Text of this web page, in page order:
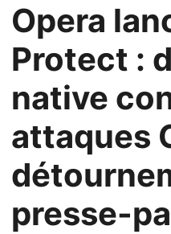
Opera
Protect :
native
attaques
presse-